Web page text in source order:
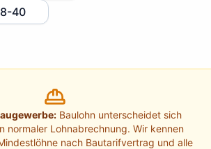
40
Baulohn unterscheidet sich
normaler Lohnabrechnung. Wir kennen
nach Bautarifvertrag und alle
am Neckar
Heidelberg
Ulm